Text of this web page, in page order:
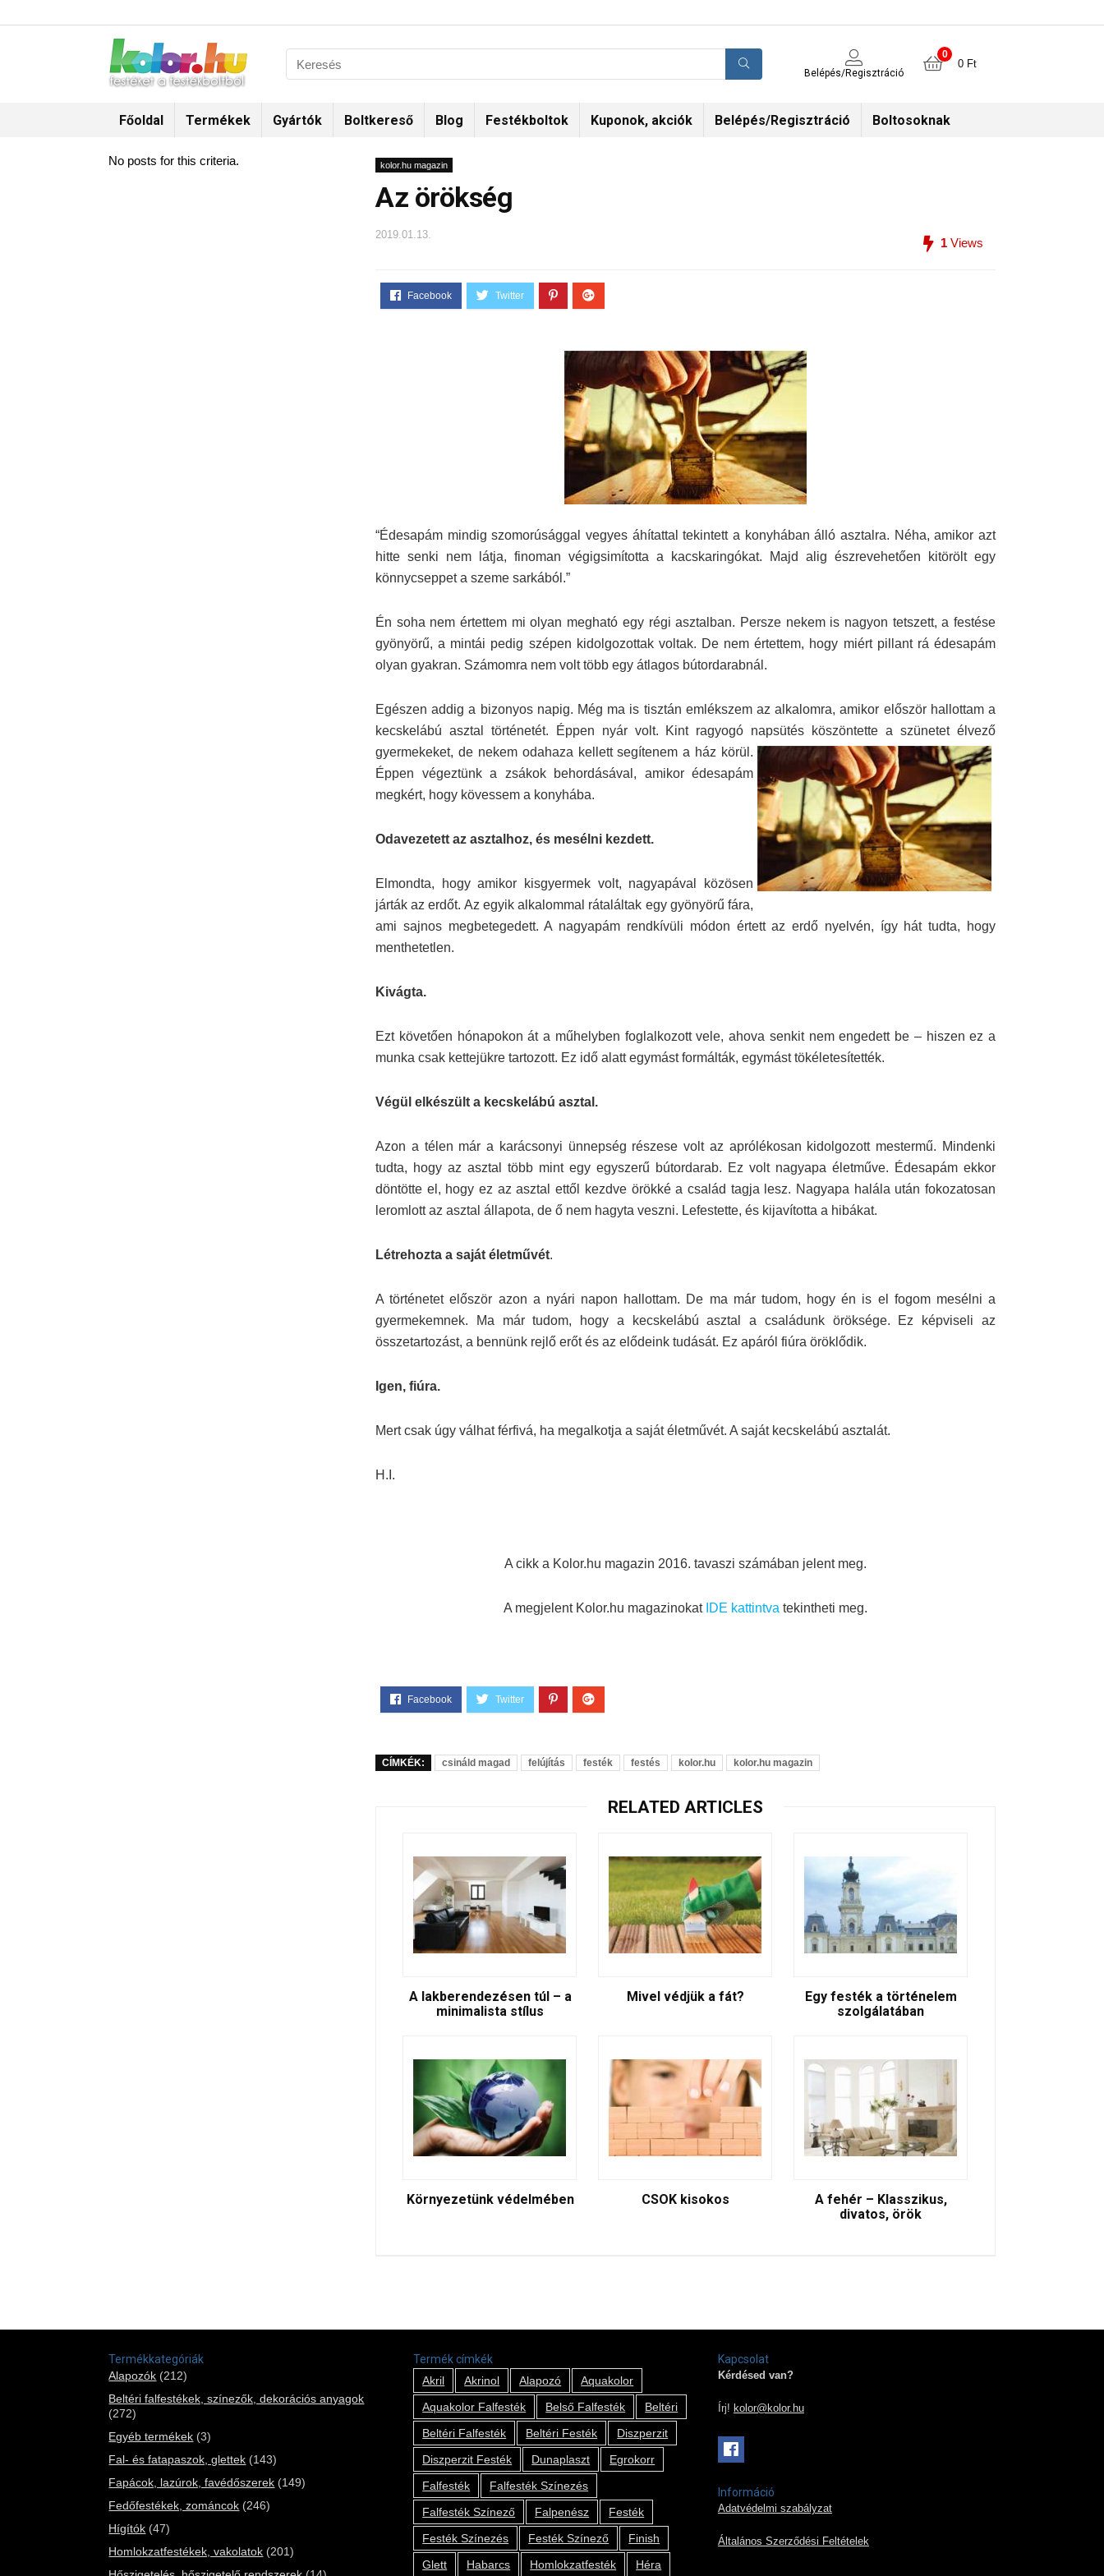
Belépés/Regisztráció
0
0 Ft
Főoldal Termékek Gyártók Boltkereső Blog Festékboltok Kuponok, akciók Belépés/Regisztráció Boltosoknak
kolor.hu magazin
Az örökség
2019.01.13.
1 Views
“Édesapám mindig szomorúsággal vegyes áhítattal tekintett a konyhában álló asztalra. Néha, amikor azt
hitte senki nem látja, finoman végigsimította a kacskaringókat. Majd alig észrevehetően kitörölt egy
könnycseppet a szeme sarkából.”
Én soha nem értettem mi olyan megható egy régi asztalban. Persze nekem is nagyon tetszett, a festése
gyönyörű, a mintái pedig szépen kidolgozottak voltak. De nem értettem, hogy miért pillant rá édesapám
olyan gyakran. Számomra nem volt több egy átlagos bútordarabnál.
Egészen addig a bizonyos napig. Még ma is tisztán emlékszem az alkalomra, amikor először hallottam a
kecskelábú asztal történetét. Éppen nyár volt. Kint ragyogó napsütés köszöntette a szünetet élvező
gyermekeket, de nekem odahaza kellett segítenem a ház körül.
Éppen végeztünk a zsákok behordásával, amikor édesapám
megkért, hogy kövessem a konyhába.
Odavezetett az asztalhoz, és mesélni kezdett.
Elmondta, hogy amikor kisgyermek volt, nagyapával közösen
járták az erdőt. Az egyik alkalommal rátaláltak egy gyönyörű fára,
ami sajnos megbetegedett. A nagyapám rendkívüli módon értett az erdő nyelvén, így hát tudta, hogy
menthetetlen.
Kivágta.
Ezt követően hónapokon át a műhelyben foglalkozott vele, ahova senkit nem engedett be – hiszen ez a
munka csak kettejükre tartozott. Ez idő alatt egymást formálták, egymást tökéletesítették.
Végül elkészült a kecskelábú asztal.
Azon a télen már a karácsonyi ünnepség részese volt az aprólékosan kidolgozott mestermű. Mindenki
tudta, hogy az asztal több mint egy egyszerű bútordarab. Ez volt nagyapa életműve. Édesapám ekkor
döntötte el, hogy ez az asztal ettől kezdve örökké a család tagja lesz. Nagyapa halála után fokozatosan
leromlott az asztal állapota, de ő nem hagyta veszni. Lefestette, és kijavította a hibákat.
Létrehozta a saját életművét.
A történetet először azon a nyári napon hallottam. De ma már tudom, hogy én is el fogom mesélni a
gyermekemnek. Ma már tudom, hogy a kecskelábú asztal a családunk öröksége. Ez képviseli az
összetartozást, a bennünk rejlő erőt és az elődeink tudását. Ez apáról fiúra öröklődik.
Igen, fiúra.
Mert csak úgy válhat férfivá, ha megalkotja a saját életművét. A saját kecskelábú asztalát.
H.I.
A cikk a Kolor.hu magazin 2016. tavaszi számában jelent meg.
A megjelent Kolor.hu magazinokat IDE kattintva tekintheti meg.
CÍMKÉK: csináld magad felújítás festék festés kolor.hu kolor.hu magazin
RELATED ARTICLES
A lakberendezésen túl – a
minimalista stílus
Mivel védjük a fát?
Egy festék a történelem
szolgálatában
Környezetünk védelmében CSOK kisokos
A fehér – Klasszikus,
divatos, örök
No posts for this criteria.
Termékkategóriák
Alapozók (212)
Beltéri falfestékek, színezők, dekorációs anyagok
(272)
Egyéb termékek (3)
Fal- és fatapaszok, glettek (143)
Fapácok, lazúrok, favédőszerek (149)
Fedőfestékek, zománcok (246)
Hígítók (47)
Homlokzatfestékek, vakolatok (201)
Termék címkék
Akril
Akrinol Alapozó
Aquakolor
Aquakolor Falfesték
Belső Falfesték
Beltéri
Beltéri Falfesték
Beltéri Festék
Diszperzit
Diszperzit Festék
Dunaplaszt
Egrokorr
Falfesték
Falfesték Színezés
Falfesték Színező
Falpenész
Festék
Festék Színezés
Festék Színező
Finish
Glett
Habarcs Homlokzatfesték Héra
Kapcsolat
Kérdésed van?
Írj! kolor@kolor.hu
Információ
Adatvédelmi szabályzat
Általános Szerződési Feltételek